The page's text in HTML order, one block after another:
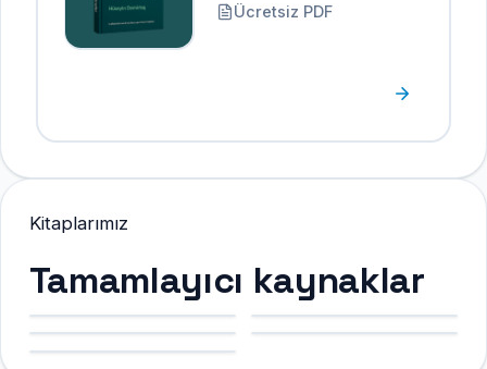
Ücretsiz PDF
Kitaplarımız
Tamamlayıcı kaynaklar